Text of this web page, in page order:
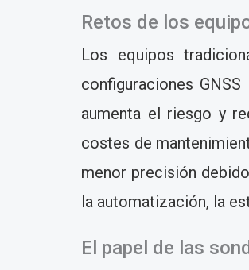
Retos de los
Los equipos
configuraciones
aumenta el riesgo y
costes de
menor precisión
la automatización, la
El papel de las